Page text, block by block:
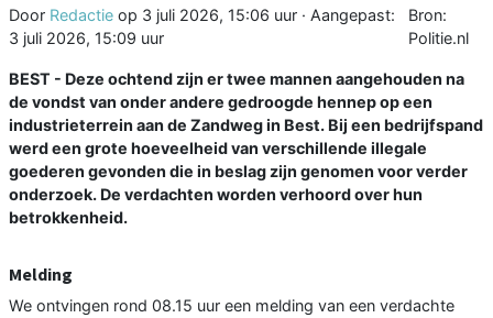
Door Redactie op 3 juli 2026, 15:06 uur · Aangepast:
3 juli 2026, 15:09 uur
Bron:
Politie.nl
BEST - Deze ochtend zijn er twee mannen aangehouden na
de vondst van onder andere gedroogde hennep op een
industrieterrein aan de Zandweg in Best. Bij een bedrijfspand
werd een grote hoeveelheid van verschillende illegale
goederen gevonden die in beslag zijn genomen voor verder
onderzoek. De verdachten worden verhoord over hun
betrokkenheid.
Melding
We ontvingen rond 08.15 uur een melding van een verdachte